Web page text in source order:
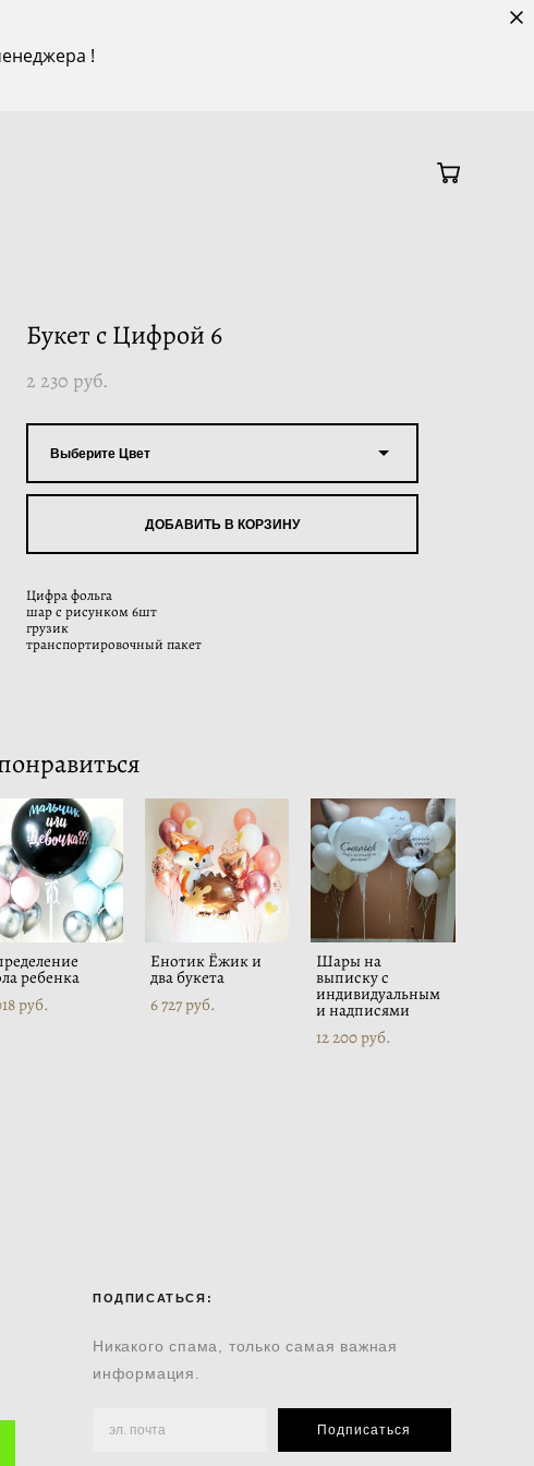
!
Букет с Цифрой 6
2 230 pуб.
Выберите Цвет
ДОБАВИТЬ В КОРЗИНУ
Цифра фольга
шар с рисунком 6шт
грузик
транспортировочный пакет
ребенка
pуб.
Енотик Ёжик и
два букета
6 727 pуб.
Шары на
выписку с
индивидуальным
и надписями
12 200 pуб.
ПОДПИСАТЬСЯ:
Никакого спама, только самая важная
информация.
Подписаться